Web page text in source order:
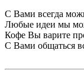
С Вами всегда
Любые идеи мы
Кофе Вы варите
С Вами общаться